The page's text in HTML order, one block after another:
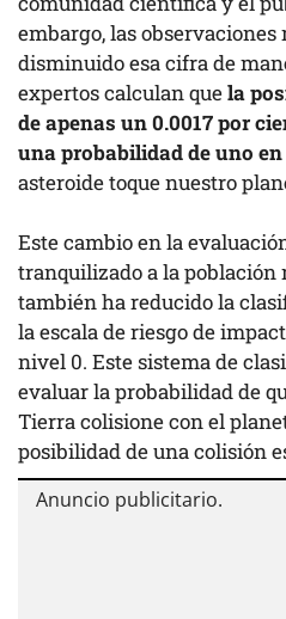
embargo, las
disminuido esa cifra de
expertos calculan quela
de apenas un 0.0017 por
una probabilidad de uno
asteroide toque nuestro
Este cambio en la
tranquilizado a la población
también ha reducido la
la escala de riesgo de
nivel 0. Este sistema de
evaluar la probabilidad de
Tierra colisione con el
posibilidad de una colisión